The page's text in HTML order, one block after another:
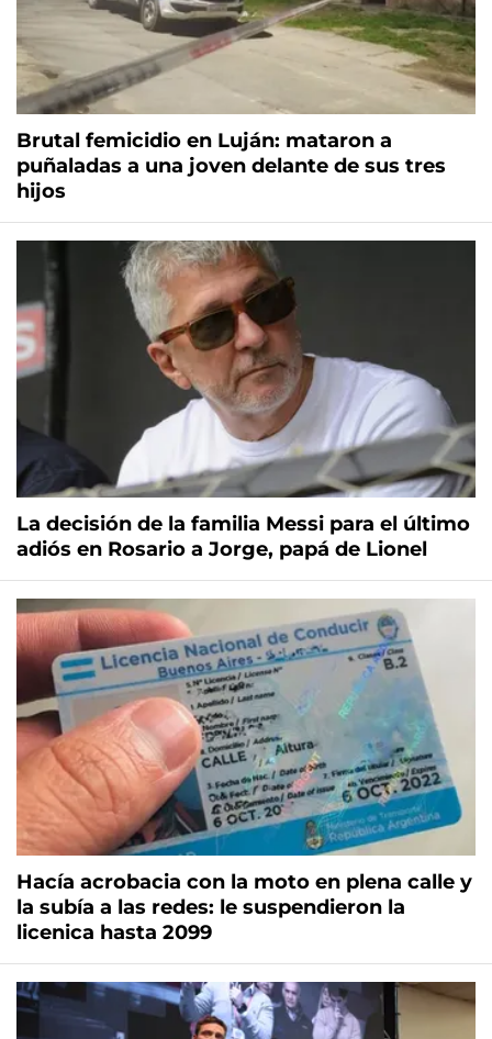
Brutal femicidio en Luján: mataron a
puñaladas a una joven delante de sus tres
hijos
La decisión de la familia Messi para el último
adiós en Rosario a Jorge, papá de Lionel
Hacía acrobacia con la moto en plena calle y
la subía a las redes: le suspendieron la
licenica hasta 2099